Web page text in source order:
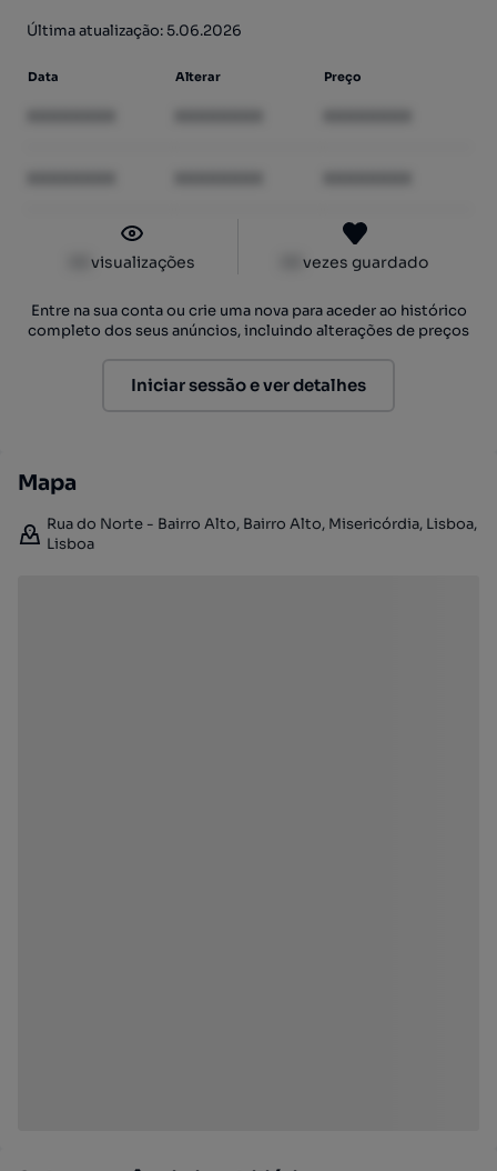
Última atualização: 5.06.2026
Data Alterar Preço
visualizações vezes guardado
Entre na sua conta ou crie uma nova para aceder ao histórico
completo dos seus anúncios, incluindo alterações de preços
Iniciar sessão e ver detalhes
Mapa
Rua do Norte - Bairro Alto, Bairro Alto, Misericórdia, Lisboa,
Lisboa